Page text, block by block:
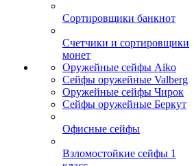
Сортировщики банкнот
Счетчики и сортировщики
монет
Оружейные сейфы Aiko
Сейфы оружейные Valberg
Оружейные сейфы Чирок
Сейфы оружейные Беркут
Офисные сейфы
Взломостойкие сейфы 1